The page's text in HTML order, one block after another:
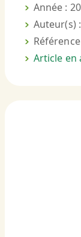
Année :
Auteur(s) :
Référence
Article en